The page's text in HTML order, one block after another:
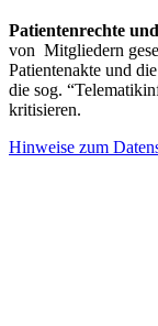
Patientenrechte
von Mitgliedern
Patientenakte und
die sog.
kritisieren.
Hinweise zum